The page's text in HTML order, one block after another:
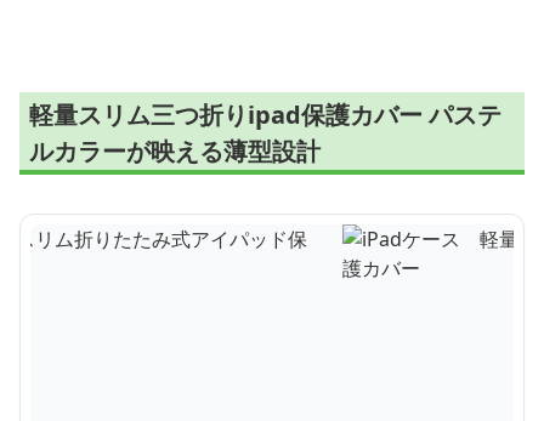
軽量スリム三つ折りipad保護カバー パステ
ルカラーが映える薄型設計